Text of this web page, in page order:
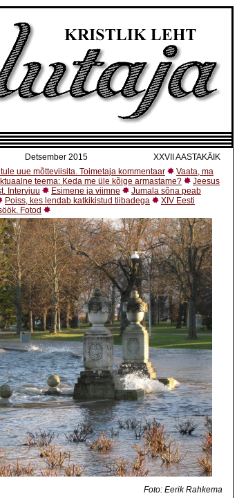
Detsember 2015 XXVII AASTAKÄIK
uue mõtteviisita. Toimetaja kommentaar
Vaata, ma
teema: Keda me üle kõige armastame?
Jeesus
Intervjuu
Esimene ja viimne
Jumala sõna peab
Poiss, kes lendab katkikistud tiibadega
XIV Eesti
Fotod
Foto: Eerik Rahkema